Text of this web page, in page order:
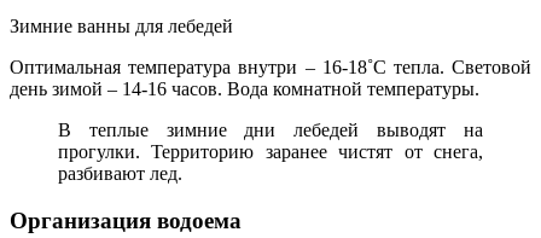
Зимние ванны для лебедей
Оптимальная температура внутри – 16-18˚С тепла. Световой
день зимой – 14-16 часов. Вода комнатной температуры.
В теплые зимние дни лебедей выводят на
прогулки. Территорию заранее чистят от снега,
разбивают лед.
Организация водоема